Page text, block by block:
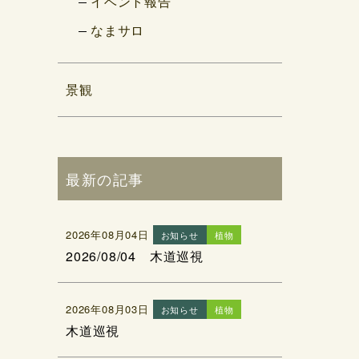
なまサロ
景観
最新の記事
2026年08月04日 お知らせ 植物
2026/08/04 木道巡視
2026年08月03日 お知らせ 植物
木道巡視